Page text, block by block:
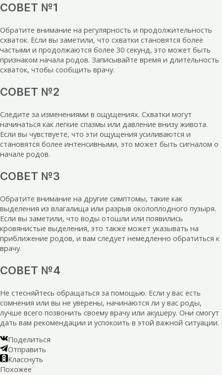
СОВЕТ №1
Обратите внимание на регулярность и продолжительность
схваток. Если вы заметили, что схватки становятся более
частыми и продолжаются более 30 секунд, это может быть
признаком начала родов. Записывайте время и длительность
схваток, чтобы сообщить врачу.
СОВЕТ №2
Следите за изменениями в ощущениях. Схватки могут
начинаться как легкие спазмы или давление внизу живота.
Если вы чувствуете, что эти ощущения усиливаются и
становятся более интенсивными, это может быть сигналом о
начале родов.
СОВЕТ №3
Обратите внимание на другие симптомы, такие как
выделения из влагалища или разрыв околоплодного пузыря.
Если вы заметили, что воды отошли или появились
кровянистые выделения, это также может указывать на
приближение родов, и вам следует немедленно обратиться к
врачу.
СОВЕТ №4
Не стесняйтесь обращаться за помощью. Если у вас есть
сомнения или вы не уверены, начинаются ли у вас роды,
лучше всего позвонить своему врачу или акушеру. Они смогут
дать вам рекомендации и успокоить в этой важной ситуации.
Поделиться
Отправить
Класснуть
Похожее